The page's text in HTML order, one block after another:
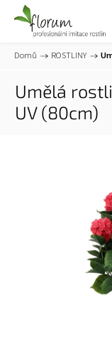
Domů / ROSTLINY /
Umělá
UV (80cm)